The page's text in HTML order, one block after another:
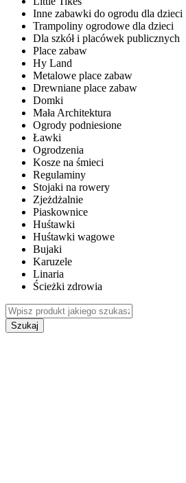
Inne zabawki do ogrodu dla dzieci
Trampoliny ogrodowe dla dzieci
Dla szkół i placówek publicznych
Place zabaw
Hy Land
Metalowe place zabaw
Drewniane place zabaw
Domki
Mała Architektura
Ogrody podniesione
Ławki
Ogrodzenia
Kosze na śmieci
Regulaminy
Stojaki na rowery
Zjeżdżalnie
Piaskownice
Huśtawki
Huśtawki wagowe
Bujaki
Karuzele
Linaria
Ścieżki zdrowia
Szukaj